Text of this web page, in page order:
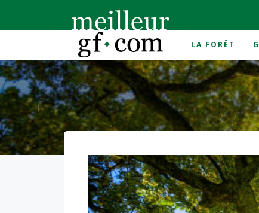
LA FORÊT
Accueil> prix du chêne 2021